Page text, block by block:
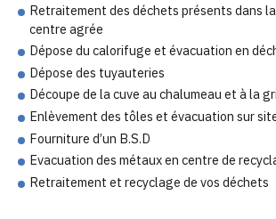
Retraitement des déchets présents dans
centre agrée
Dépose du calorifuge et évacuation en
Dépose des tuyauteries
Découpe de la cuve au chalumeau et à la
Enlèvement des tôles et évacuation sur
Fourniture d’un B.S.D
Evacuation des métaux en centre de
Retraitement et recyclage de vos déchets